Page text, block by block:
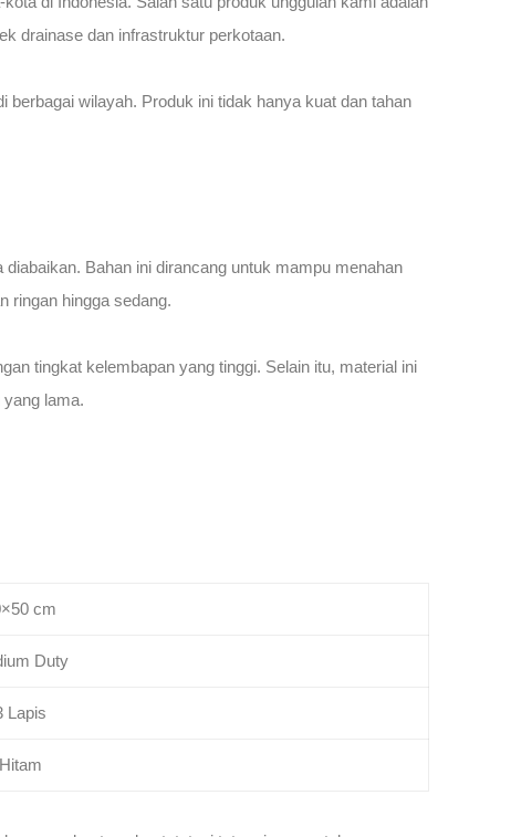
drainase dan infrastruktur perkotaan.
wilayah. Produk ini tidak hanya kuat dan tahan
Bahan ini dirancang untuk mampu menahan
ringan hingga sedang.
tingkat kelembapan yang tinggi. Selain itu, material ini
lama.
cm
Duty
Lapis
Hitam